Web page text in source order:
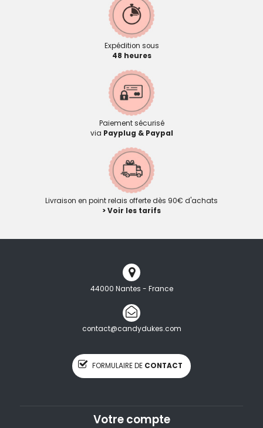
Expédition sous
48 heures
Paiement sécurisé
via Payplug & Paypal
Livraison en point relais offerte dès 90€ d'achats
> Voir les tarifs
44000 Nantes - France
contact@candydukes.com
FORMULAIRE DE CONTACT
Votre compte